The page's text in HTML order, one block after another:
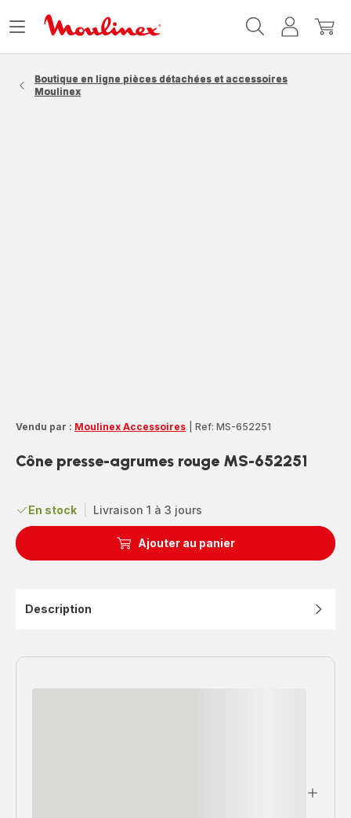
MonMon
Ouvrir
Boutique en ligne pièces détachées et accessoires
Moulinex
Vendu par : Moulinex Accessoires Ref: MS-652251
Cône presse-agrumes rouge MS-652251
En stock Livraison 1 à 3 jours
Ajouter au panier
Description